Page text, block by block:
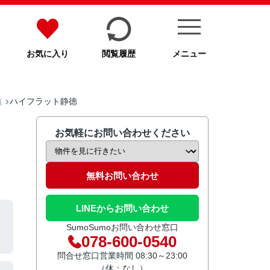
お気に入り 閲覧履歴 メニュー
ハイフラット静徳
お気軽にお問い合わせください
無料お問い合わせ
LINEからお問い合わせ
SumoSumoお問い合わせ窓口
078-600-0540
問合せ窓口営業時間 08:30～23:00